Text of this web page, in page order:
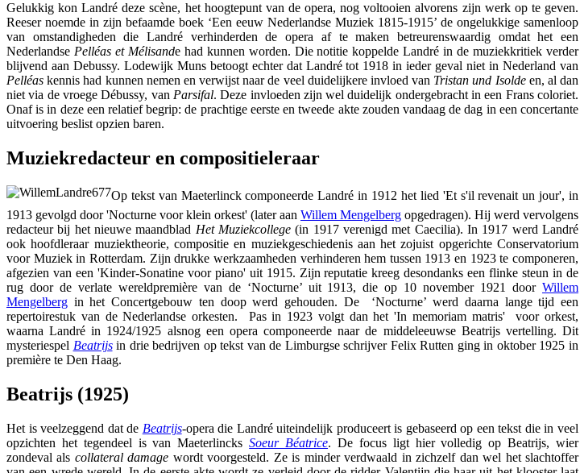
Gelukkig kon Landré deze scène, het hoogtepunt van de opera, nog voltooien alvorens zijn werk op te geven.
Reeser noemde in zijn befaamde boek ‘Een eeuw Nederlandse Muziek 1815-1915’ de ongelukkige samenloop
van omstandigheden die Landré verhinderden de opera af te maken betreurenswaardig omdat het een
Nederlandse Pelléas et Mélisande had kunnen worden. Die notitie koppelde Landré in de muziekkritiek verder
blijvend aan Debussy. Lodewijk Muns betoogt echter dat Landré tot 1918 in ieder geval niet in Nederland van
Pelléas kennis had kunnen nemen en verwijst naar de veel duidelijkere invloed van Tristan und Isoldeen, al dan
niet via de vroege Débussy, van Parsifal. Deze invloeden zijn wel duidelijk ondergebracht in een Frans coloriet.
Onaf is in deze een relatief begrip: de prachtige eerste en tweede akte zouden vandaag de dag in een concertante
uitvoering beslist opzien baren.
Muziekredacteur en compositieleraar
Op tekst van Maeterlinck componeerde Landré in 1912 het lied 'Et s'il revenait un jour', in
1913 gevolgd door 'Nocturne voor klein orkest' (later aan Willem Mengelberg opgedragen). Hij werd vervolgens
redacteur bij het nieuwe maandblad Het Muziekcollege (in 1917 verenigd met Caecilia). In 1917 werd Landré
ook hoofdleraar muziektheorie, compositie en muziekgeschiedenis aan het zojuist opgerichte Conservatorium
voor Muziek in Rotterdam. Zijn drukke werkzaamheden verhinderen hem tussen 1913 en 1923 te componeren,
afgezien van een 'Kinder-Sonatine voor piano' uit 1915. Zijn reputatie kreeg desondanks een flinke steun in de
rug door de verlate wereldpremière van de ‘Nocturne’ uit 1913, die op 10 november 1921 door Willem
Mengelberg in het Concertgebouw ten doop werd gehouden. De ‘Nocturne’ werd daarna lange tijd een
repertoirestuk van de Nederlandse orkesten. Pas in 1923 volgt dan het 'In memoriam matris' voor orkest,
waarna Landré in 1924/1925 alsnog een opera componeerde naar de middeleeuwse Beatrijs vertelling. Dit
mysteriespel Beatrijsin drie bedrijven op tekst van de Limburgse schrijver Felix Rutten ging in oktober 1925 in
première te Den Haag.
Beatrijs (1925)
Het is veelzeggend dat de Beatrijs-opera die Landré uiteindelijk produceert is gebaseerd op een tekst die in veel
opzichten het tegendeel is van MaeterlincksSoeur Béatrice. De focus ligt hier volledig op Beatrijs, wier
zondeval als collateral damage wordt voorgesteld. Ze is minder verdwaald in zichzelf dan wel het slachtoffer